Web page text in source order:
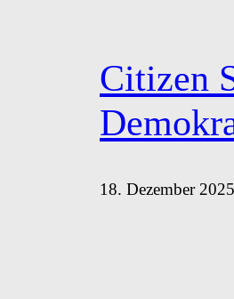
Citizen
18. Dezember 2025